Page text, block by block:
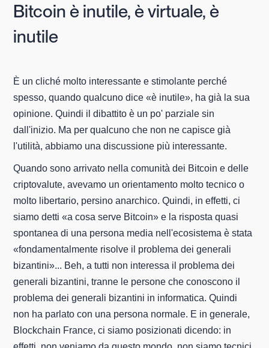
Bitcoin è inutile, è virtuale, è
inutile
È un cliché molto interessante e stimolante perché
spesso, quando qualcuno dice «è inutile», ha già la sua
opinione. Quindi il dibattito è un po' parziale sin
dall'inizio. Ma per qualcuno che non ne capisce già
l'utilità, abbiamo una discussione più interessante.
Quando sono arrivato nella comunità dei Bitcoin e delle
criptovalute, avevamo un orientamento molto tecnico o
molto libertario, persino anarchico. Quindi, in effetti, ci
siamo detti «a cosa serve Bitcoin» e la risposta quasi
spontanea di una persona media nell'ecosistema è stata
«fondamentalmente risolve il problema dei generali
bizantini»... Beh, a tutti non interessa il problema dei
generali bizantini, tranne le persone che conoscono il
problema dei generali bizantini in informatica. Quindi
non ha parlato con una persona normale. E in generale,
Blockchain France, ci siamo posizionati dicendo: in